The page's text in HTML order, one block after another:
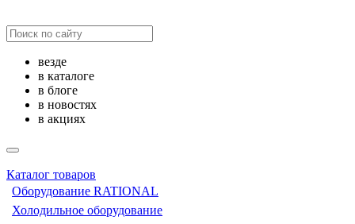
везде
в каталоге
в блоге
в новостях
в акциях
Каталог товаров
Оборудование RATIONAL
Холодильное оборудование